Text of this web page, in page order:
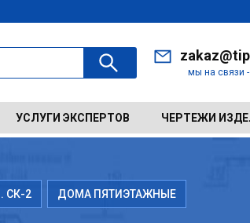
мы на связи
УСЛУГИ ЭКСПЕРТОВ ЧЕРТЕЖИ
СК-2 ДОМА ПЯТИЭТАЖНЫЕ